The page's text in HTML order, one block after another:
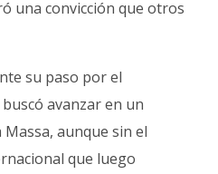
una convicción que otros
su paso por el
avanzar en un
aunque sin el
que luego